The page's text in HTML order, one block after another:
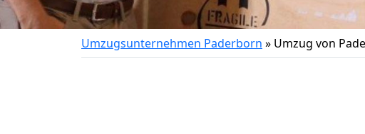
Umzugsunternehmen Paderborn » Umzug von